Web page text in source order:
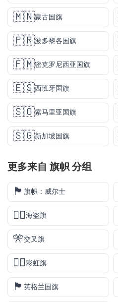
🇲🇳蒙古国旗
🇵🇷波多黎各国旗
🇫🇲密克罗尼西亚国旗
🇪🇸西班牙国旗
🇸🇴索马里亚国旗
🇸🇬新加坡国旗
更多来自 旗帜分组
🏴󠁧󠁢󠁷󠁬󠁳󠁿 旗帜：威尔士
🏴‍☠️海盗旗
🎌交叉旗
🏳️‍🌈彩虹旗
🏴󠁧󠁢󠁥󠁮󠁧󠁿 英格兰国旗